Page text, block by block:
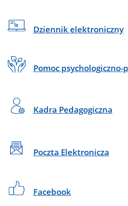
Dziennik elektroniczny
Pomoc psychologiczno-
Kadra Pedagogiczna
Poczta Elektronicza
Facebook